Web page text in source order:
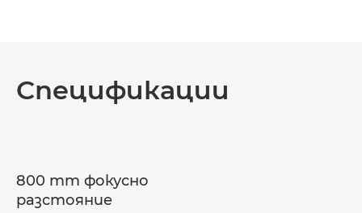
Спецификации
800 mm фокусно
разстояние